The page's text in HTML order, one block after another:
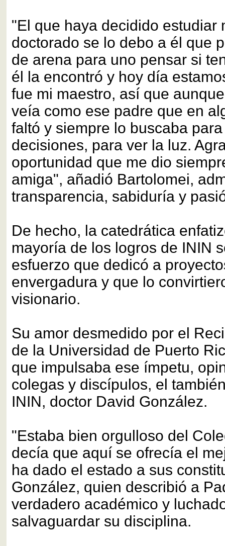
"El que haya decidido estudiar
doctorado se lo debo a él que
de arena para uno pensar si
él la encontró y hoy día
fue mi maestro, así que
veía como ese padre que en
faltó y siempre lo buscaba
decisiones, para ver la luz.
oportunidad que me dio
amiga", añadió Bartolomei,
transparencia, sabiduría y
De hecho, la catedrática
mayoría de los logros de ININ
esfuerzo que dedicó a
envergadura y que lo
visionario.
Su amor desmedido por el
de la Universidad de Puerto
que impulsaba ese ímpetu,
colegas y discípulos, el
ININ, doctor David González.
"Estaba bien orgulloso del
decía que aquí se ofrecía el
ha dado el estado a sus
González, quien describió a
verdadero académico y
salvaguardar su disciplina.